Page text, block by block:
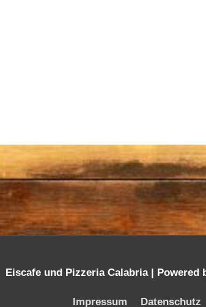
Eiscafe und Pizzeria Calabria | Powered
Impressum Datenschutz